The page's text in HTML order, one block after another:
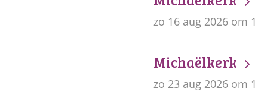
zo 16 aug 2026 om
Michaëlkerk
zo 23 aug 2026 om